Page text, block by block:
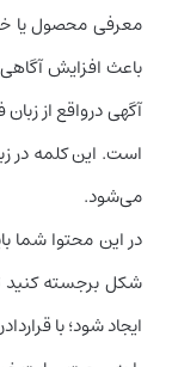
معرفی محصول یا
باعث افزایش آگاهی
آگهی درواقع از
می‌شود.
در این محتوا شما
شکل برجسته کنید
ایجاد شود؛ با